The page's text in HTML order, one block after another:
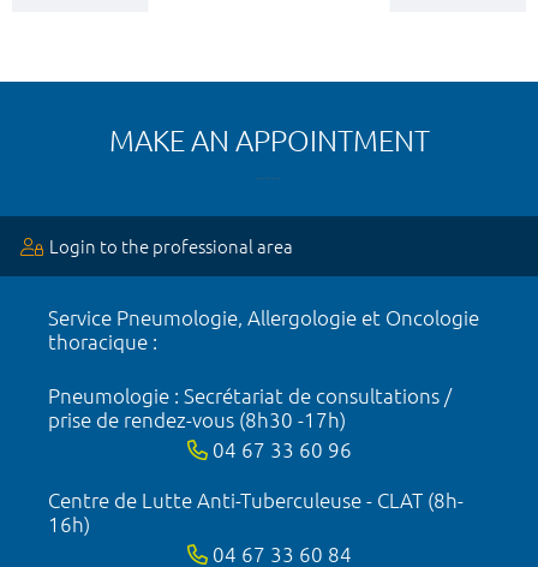
MAKE AN APPOINTMENT
Login to the professional area
Service Pneumologie, Allergologie et Oncologie
thoracique :
Pneumologie : Secrétariat de consultations /
prise de rendez-vous (8h30 -17h)
04 67 33 60 96
Centre de Lutte Anti-Tuberculeuse - CLAT (8h-
16h)
04 67 33 60 84